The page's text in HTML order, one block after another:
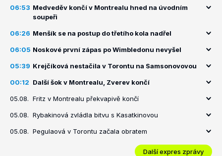
06:53 Medveděv končí v Montrealu hned na úvodním
soupeři
06:26 Menšík se na postup do třetího kola nadřel
06:05 Noskové první zápas po Wimbledonu nevyšel
05:39 Krejčíková nestačila v Torontu na Samsonovovou
00:12 Další šok v Montrealu, Zverev končí
05.08. Fritz v Montrealu překvapivě končí
05.08. Rybakinová zvládla bitvu s Kasatkinovou
05.08. Pegulaová v Torontu začala obratem
Další expres zprávy